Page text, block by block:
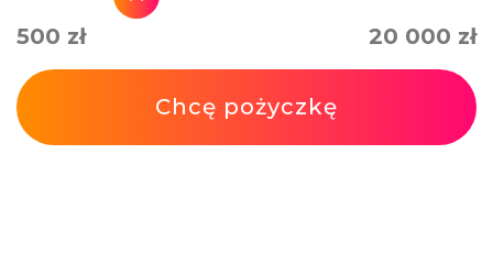
500 zł 20 000 zł
Chcę pożyczkę